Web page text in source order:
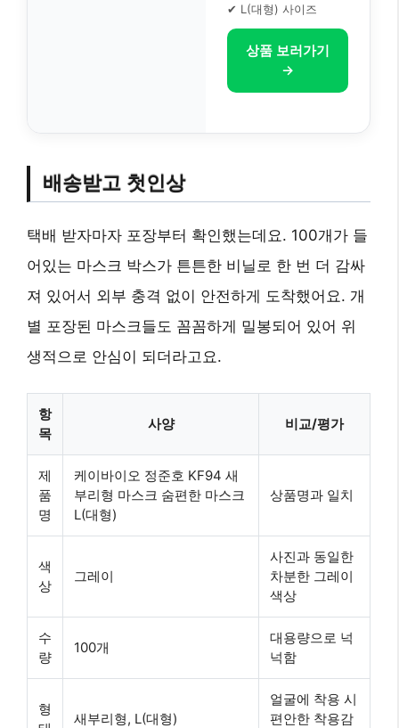
✔ L(대형) 사이즈
상품 보러가기
→
배송받고 첫인상
택배 받자마자 포장부터 확인했는데요. 100개가 들
어있는 마스크 박스가 튼튼한 비닐로 한 번 더 감싸
져 있어서 외부 충격 없이 안전하게 도착했어요. 개
별 포장된 마스크들도 꼼꼼하게 밀봉되어 있어 위
생적으로 안심이 되더라고요.
항
목
사양 비교/평가
제
품
명
케이바이오 정준호 KF94 새
부리형 마스크 숨편한 마스크
L(대형)
상품명과 일치
색
상
그레이
사진과 동일한
차분한 그레이
색상
수
량
100개
대용량으로 넉
넉함
형
새부리형, L(대형)
얼굴에 착용 시
편안한 착용감